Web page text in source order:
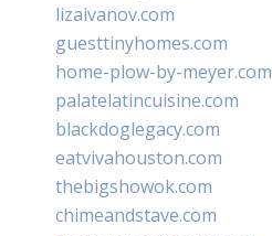
lizaivanov.com
guesttinyhomes.com
home-plow-by-meyer.com
palatelatincuisine.com
blackdoglegacy.com
eatvivahouston.com
thebigshowok.com
chimeandstave.com